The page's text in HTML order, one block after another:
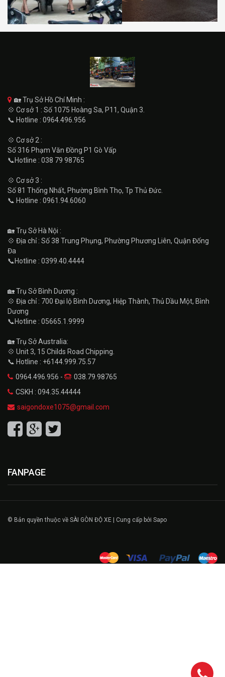
🏡 Trụ Sở Hồ Chí Minh :
💠 Cơ sở 1 : Số 1075 Hoàng Sa, P11, Quận 3.
📞 Hotline : 0964.496.956
💠 Cơ sở 2 :
Số 316 Phạm Văn Đồng P1 Gò Vấp
📞Hotline : 038 79 98765
💠 Cơ sở 3 :
Số 81 Thống Nhất, Phường Bình Thọ, Tp Thủ Đức.
📞 Hotline : 0961.94.6060
🏡 Trụ Sở Hà Nội :
💠 Địa chỉ : Số 38 Trung Phụng, Phường Phương Liên, Quận Đống
Đa
📞Hotline : 0399.40.4444
🏡 Trụ Sở Bình Dương :
💠 Địa chỉ : 700 Đại lộ Bình Dương, Hiệp Thành, Thủ Dầu Một, Bình
Dương
📞Hotline : 05665.1.9999
🏡 Trụ Sở Australia:
💠 Unit 3, 15 Childs Road Chipping.
📞 Hotline : +6144.999.75.57
0964.496.956 -
038.79.98765
CSKH : 094.35.44444
saigondoxe1075@gmail.com
FANPAGE
© Bản quyền thuộc về SÀI GÒN ĐỘ XE | Cung cấp bởi Sapo